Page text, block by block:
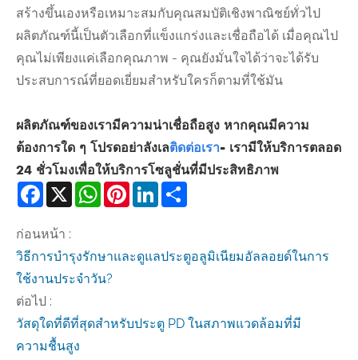
สร้างขึ้นเองหรือเหมาะสมกับคุณสมบัติเชิงพาณิชย์ทั่วไป
ผลิตภัณฑ์นี้เป็นตัวเลือกที่แข็งแกร่งและเชื่อถือได้ เมื่อคุณไป
คุณไม่เพียงแค่เลือกคุณภาพ - คุณยังมั่นใจได้ว่าจะได้รับ
ประสบการณ์ที่ยอดเยี่ยมสำหรับใครก็ตามที่ใช้มัน
ผลิตภัณฑ์ของเรามีความน่าเชื่อถือสูง หากคุณมีความ
ต้องการใด ๆ โปรดอย่าลังเลติดต่อเรา- เรามีให้บริการตลอด
24 ชั่วโมงเพื่อให้บริการโซลูชั่นที่มีประสิทธิภาพ
Facebook
X WhatsAppPinterestLinkedIn
ก่อนหน้า :
วิธีการบำรุงรักษาและดูแลประตูอลูมิเนียมอัลลอยด์ในการ
ใช้งานประจำวัน?
ต่อไป :
วัสดุใดที่ดีที่สุดสำหรับประตู PD ในสภาพแวดล้อมที่มี
ความชื้นสูง